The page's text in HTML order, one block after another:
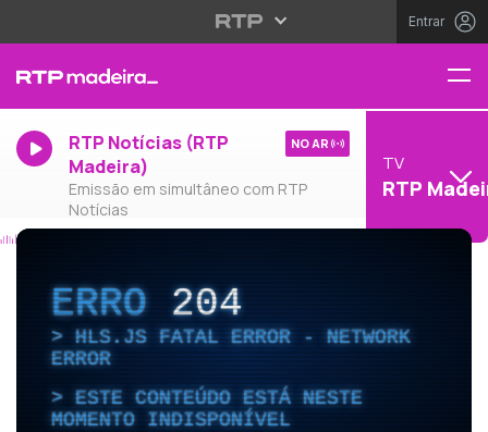
Entrar
RTP Notícias (RTP
Madeira)
Emissão em simultâneo com RTP
Notícias
NO AR
TV
RTP
ERRO204
HLS.JS FATAL ERROR - NETWORK
ERROR
ESTE CONTEÚDO ESTÁ NESTE
MOMENTO INDISPONÍVEL